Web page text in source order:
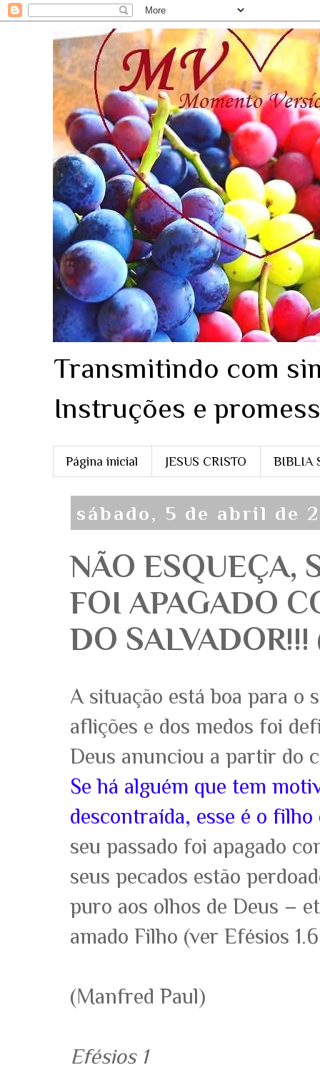
Transmitindo com
Instruções e
Página inicial JESUS CRISTO BIBLIA
sábado, 5 de abril de
NÃO ESQUEÇA,
FOI APAGADO
DO
A situação está boa para o
aflições e dos medos foi
Deus anunciou a partir do
Se há alguém que tem
descontraída, esse é o filho
seu passado foi apagado
seus pecados estão
puro aos olhos de Deus –
amado Filho (ver Efésios
(Manfred Paul)
Efésios 1